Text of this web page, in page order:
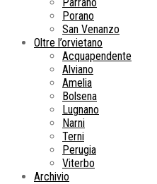
Porano
San Venanzo
Oltre l’orvietano
Acquapendente
Alviano
Amelia
Bolsena
Lugnano
Narni
Terni
Perugia
Viterbo
Archivio